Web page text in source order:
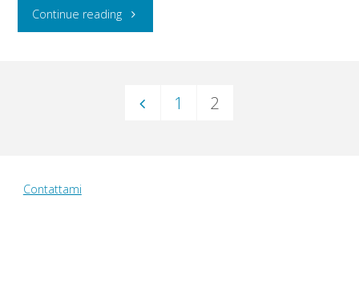
Continue reading"Gomorra"
1 2
Contattami